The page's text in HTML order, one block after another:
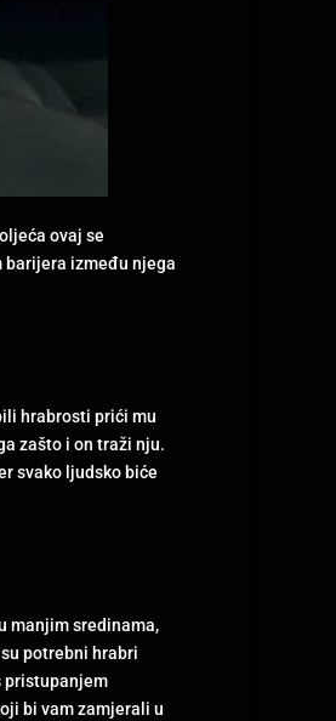
ovaj se
barijera između njega
hrabrosti prići mu
zašto i on traži nju.
svako ljudsko biće
manjim sredinama,
potrebni hrabri
pristupanjem
bi vam zamjerali u